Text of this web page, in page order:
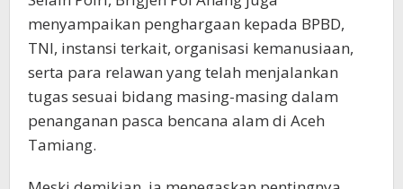
menyampaikan penghargaan kepada BPBD,
TNI, instansi terkait, organisasi kemanusiaan,
serta para relawan yang telah menjalankan
tugas sesuai bidang masing-masing dalam
penanganan pasca bencana alam di Aceh
Tamiang.